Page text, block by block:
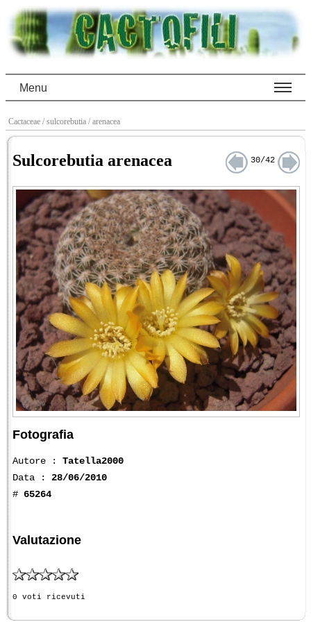
Menu
Cactaceae / sulcorebutia / arenacea
Sulcorebutia arenacea 30/42
Fotografia
Autore : Tatella2000
Data : 28/06/2010
# 65264
Valutazione
0 voti ricevuti